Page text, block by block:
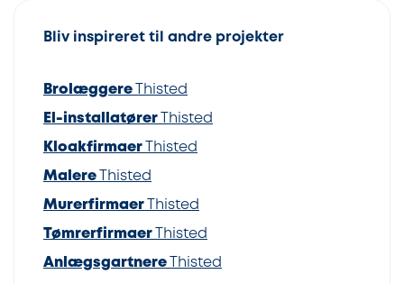
Bliv inspireret til andre projekter
Brolæggere Thisted
El-installatører Thisted
Kloakfirmaer Thisted
Malere Thisted
Murerfirmaer Thisted
Tømrerfirmaer Thisted
Anlægsgartnere Thisted